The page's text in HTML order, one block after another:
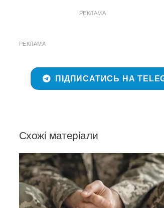
РЕКЛАМА
РЕКЛАМА
ПІДПИСАТИСЬ НА
Схожі матеріали